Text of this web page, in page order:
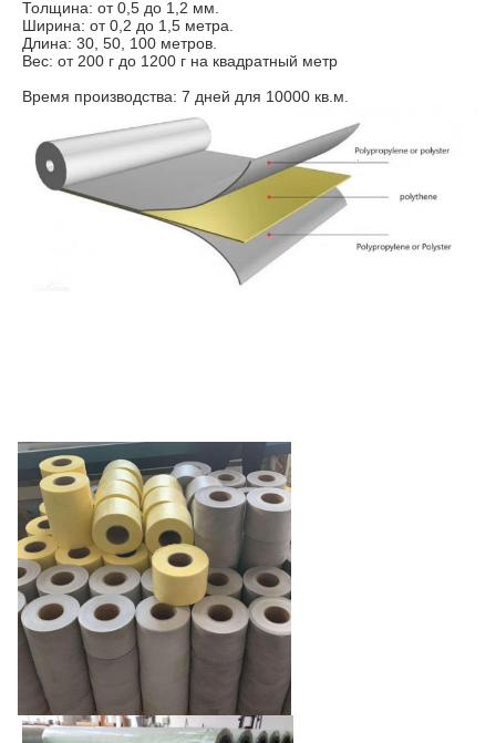
Толщина: от 0,5 до 1,2 мм.
Ширина: от 0,2 до 1,5 метра.
Длина: 30, 50, 100 метров.
Вес: от 200 г до 1200 г на квадратный метр
Время производства: 7 дней для 10000 кв.м.